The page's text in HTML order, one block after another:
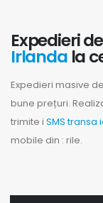
Expedieri de
Irlanda la
Expedieri masive
bune prețuri.
trimite i SMS transa
mobile din : rile.